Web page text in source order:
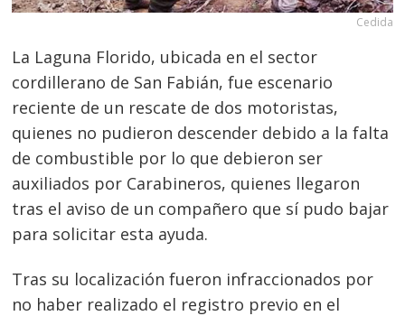
Cedida
La Laguna Florido, ubicada en el sector
cordillerano de San Fabián, fue escenario
reciente de un rescate de dos motoristas,
quienes no pudieron descender debido a la falta
de combustible por lo que debieron ser
auxiliados por Carabineros, quienes llegaron
tras el aviso de un compañero que sí pudo bajar
para solicitar esta ayuda.
Tras su localización fueron infraccionados por
no haber realizado el registro previo en el